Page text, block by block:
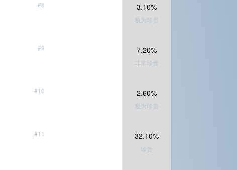
#8 3.10%
极为珍贵
#9 7.20%
非常珍贵
#10 2.60%
极为珍贵
#11 32.10%
珍贵